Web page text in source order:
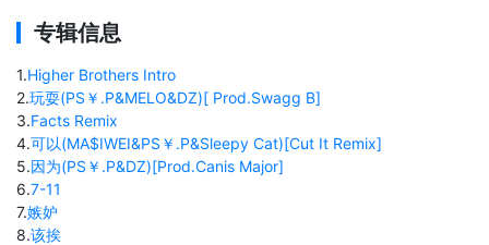
专辑信息
1.Higher Brothers Intro
2.玩耍(PS￥.P&MELO&DZ)[ Prod.Swagg B]
3.Facts Remix
4.可以(MA$IWEI&PS￥.P&Sleepy Cat)[Cut It Remix]
5.因为(PS￥.P&DZ)[Prod.Canis Major]
6.7-11
7.嫉妒
8.该挨